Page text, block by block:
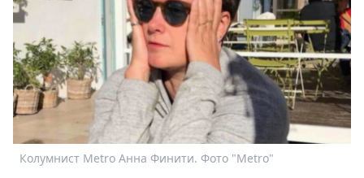
Пресс-
релизы
О
Metro
Стримы
Спецпроекты
Звезды
Выборы
Колумнист Metro Анна Финити. Фото "Metro"